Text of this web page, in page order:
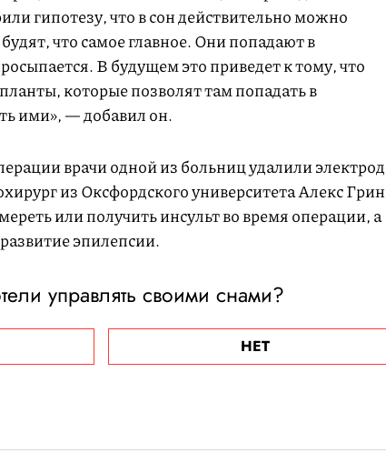
гипотезу, что в сон действительно можно
что самое главное. Они попадают в
В будущем это приведет к тому, что
которые позволят там попадать в
ими», — добавил он.
врачи одной из больниц удалили электрод
из Оксфордского университета Алекс Грин
или получить инсульт во время операции, а
эпилепсии.
управлять своими снами?
НЕТ